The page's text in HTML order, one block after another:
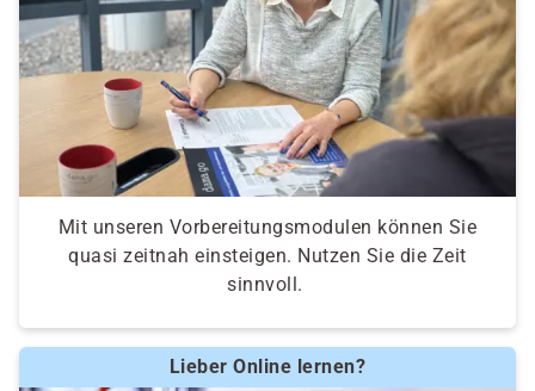
Mit unseren Vorbereitungsmodulen können Sie
quasi zeitnah einsteigen. Nutzen Sie die Zeit
sinnvoll.
Lieber Online lernen?